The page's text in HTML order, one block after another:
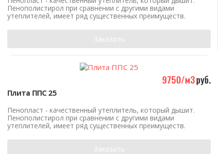
Пенополистирол при сравнении с другими видами
утеплителей, имеет ряд существенных преимуществ.
Заказать
9750/м3руб.
Плита ППС 25
Пенопласт - качественный утеплитель, который дышит.
Пенополистирол при сравнении с другими видами
утеплителей, имеет ряд существенных преимуществ.
Заказать